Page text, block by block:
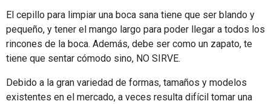
El cepillo para limpiar una boca sana tiene que ser blando y
pequeño, y tener el mango largo para poder llegar a todos los
rincones de la boca. Además, debe ser como un zapato, te
tiene que sentar cómodo sino, NO SIRVE.
Debido a la gran variedad de formas, tamaños y modelos
existentes en el mercado, a veces resulta difícil tomar una